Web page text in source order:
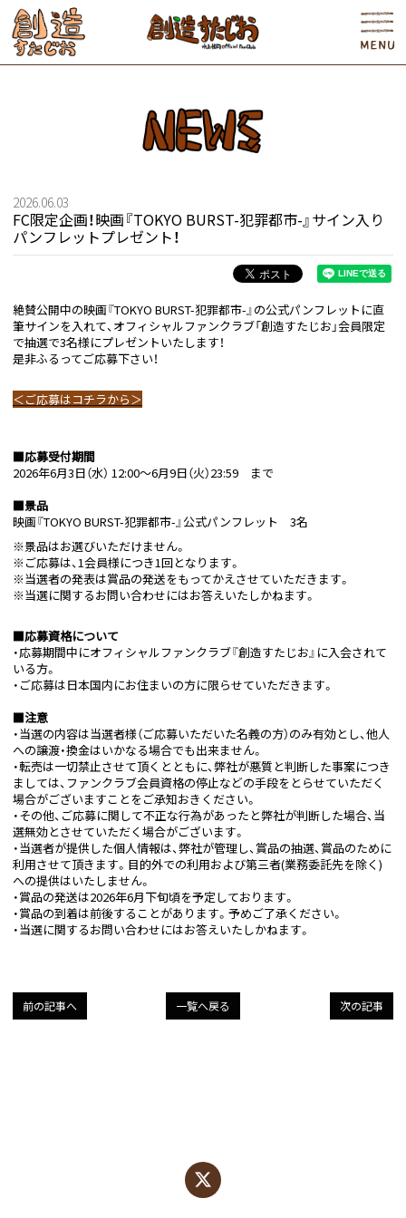
2026.06.03
FC限定企画！映画『TOKYO BURST-犯罪都市-』サイン入り
パンフレットプレゼント！
絶賛公開中の映画『TOKYO BURST-犯罪都市-』の公式パンフレットに直
筆サインを入れて、オフィシャルファンクラブ「創造すたじお」会員限定
で抽選で3名様にプレゼントいたします！
是非ふるってご応募下さい！
＜ご応募はコチラから＞
■応募受付期間
2026年6月3日（水） 12:00～6月9日（火）23:59 まで
■景品
映画『TOKYO BURST-犯罪都市-』公式パンフレット 3名
※景品はお選びいただけません。
※ご応募は、1会員様につき1回となります。
※当選者の発表は賞品の発送をもってかえさせていただきます。
※当選に関するお問い合わせにはお答えいたしかねます。
■応募資格について
・応募期間中にオフィシャルファンクラブ『創造すたじお』に入会されて
いる方。
・ご応募は日本国内にお住まいの方に限らせていただきます。
■注意
・当選の内容は当選者様（ご応募いただいた名義の方）のみ有効とし、他人
への譲渡・換金はいかなる場合でも出来ません。
・転売は一切禁止させて頂くとともに、弊社が悪質と判断した事案につき
ましては、ファンクラブ会員資格の停止などの手段をとらせていただく
場合がございますことをご承知おきください。
・その他、ご応募に関して不正な行為があったと弊社が判断した場合、当
選無効とさせていただく場合がございます。
・当選者が提供した個人情報は、弊社が管理し、賞品の抽選、賞品のために
利用させて頂きます。目的外での利用および第三者(業務委託先を除く)
への提供はいたしません。
・賞品の発送は2026年6月下旬頃を予定しております。
・賞品の到着は前後することがあります。予めご了承ください。
・当選に関するお問い合わせにはお答えいたしかねます。
次の記事
一覧へ戻る
前の記事へ